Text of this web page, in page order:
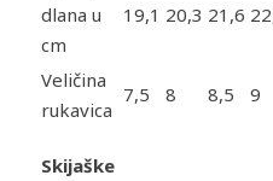
dlana u
cm
19,1 20,3 21,6
Veličina
rukavica
7,5 8 8,5 9
Skijaške